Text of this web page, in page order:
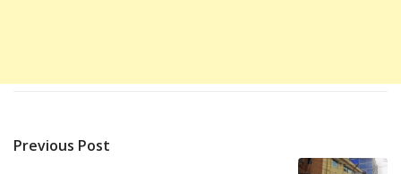
Previous Post